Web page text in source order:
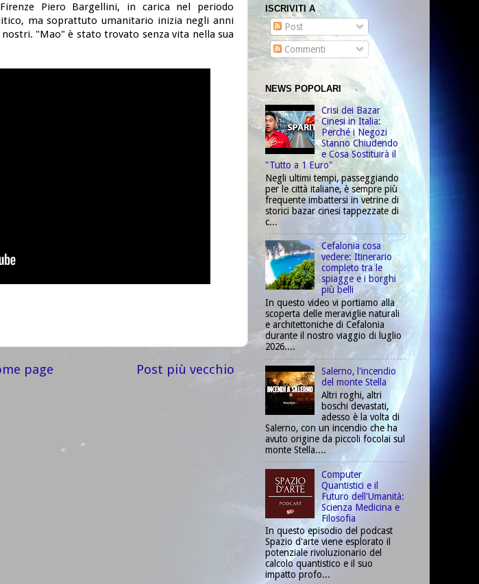
Piero Bargellini, in carica nel periodo
ma soprattuto umanitario inizia negli anni
"Mao" è stato trovato senza vita nella sua
Post più vecchio
page
ISCRIVITI A
Post
Commenti
NEWS POPOLARI
Crisi dei Bazar
Cinesi in Italia:
Perché i Negozi
Stanno Chiudendo
e Cosa Sostituirà il
"Tutto a 1 Euro"
Negli ultimi tempi, passeggiando
per le città italiane, è sempre più
frequente imbattersi in vetrine di
storici bazar cinesi tappezzate di
c...
Cefalonia cosa
vedere: Itinerario
completo tra le
spiagge e i borghi
più belli
In questo video vi portiamo alla
scoperta delle meraviglie naturali
e architettoniche di Cefalonia
durante il nostro viaggio di luglio
2026....
Salerno, l'incendio
del monte Stella
Altri roghi, altri
boschi devastati,
adesso è la volta di
Salerno, con un incendio che ha
avuto origine da piccoli focolai sul
monte Stella....
Computer
Quantistici e il
Futuro dell'Umanità:
Scienza Medicina e
Filosofia
In questo episodio del podcast
Spazio d'arte viene esplorato il
potenziale rivoluzionario del
calcolo quantistico e il suo
impatto profo...